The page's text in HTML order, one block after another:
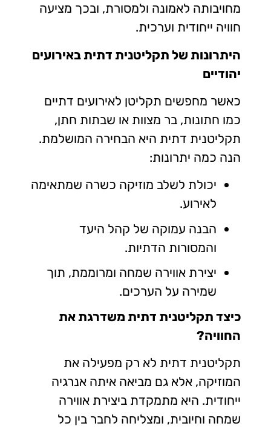
מחויבותה לאמונה ולמסורת, ובכך מציעה
חוויה ייחודית וערכית.
היתרונות של תקליטנית דתית באירועים
יהודיים
כאשר מחפשים תקליטן לאירועים דתיים
כמו חתונות, בר מצוות או שבתות חתן,
תקליטנית דתית היא הבחירה המושלמת.
הנה כמה יתרונות:
יכולת לשלב מוזיקה כשרה שמתאימה
לאירוע.
הבנה עמוקה של קהל היעד
והמסורות הדתיות.
יצירת אווירה שמחה ומרוממת, תוך
שמירה על הערכים.
כיצד תקליטנית דתית משדרגת את
החוויה?
תקליטנית דתית לא רק מפעילה את
המוזיקה, אלא גם מביאה איתה אנרגיה
ייחודית. היא מתמקדת ביצירת אווירה
שמחה וחיובית, ומצליחה לחבר בין כל